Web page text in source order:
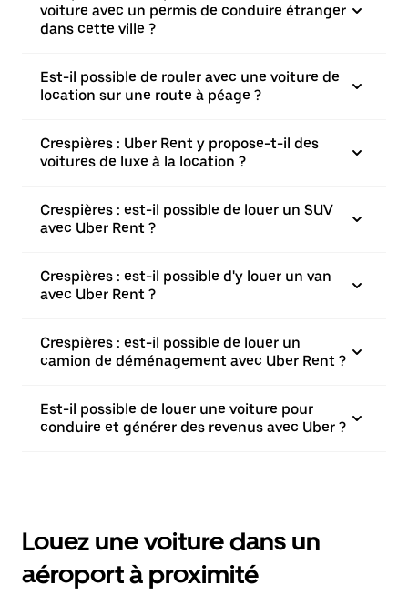
voiture avec un permis de conduire étranger
dans cette ville ?
Est-il possible de rouler avec une voiture de
location sur une route à péage ?
Crespières : Uber Rent y propose-t-il des
voitures de luxe à la location ?
Crespières : est-il possible de louer un SUV
avec Uber Rent ?
Crespières : est-il possible d'y louer un van
avec Uber Rent ?
Crespières : est-il possible de louer un
camion de déménagement avec Uber Rent ?
Est-il possible de louer une voiture pour
conduire et générer des revenus avec Uber ?
Louez une voiture dans un
aéroport à proximité